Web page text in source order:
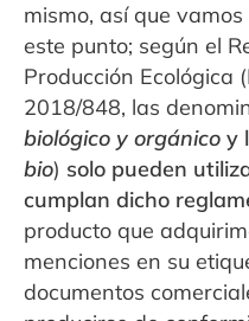
mismo, así que
este punto; según el
Producción Ecológica
2018/848, las
biológico y orgánico y
bio) solo pueden
cumplan dicho
producto que
menciones en su
documentos